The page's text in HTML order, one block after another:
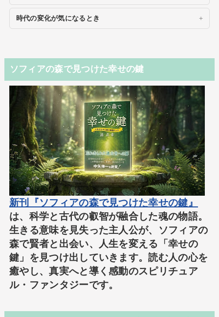
時代の変化が気になるとき
ソフィアの森で見つけた幸せの鍵
新刊『ソフィアの森で見つけた幸せの鍵』
は、科学と古代の叡智が融合した魂の物語。
生きる意味を見失った主人公が、ソフィアの
森で賢者と出会い、人生を変える「幸せの
鍵」を見つけ出していきます。読む人の心を
癒やし、真実へと導く感動のスピリチュア
ル・ファンタジーです。